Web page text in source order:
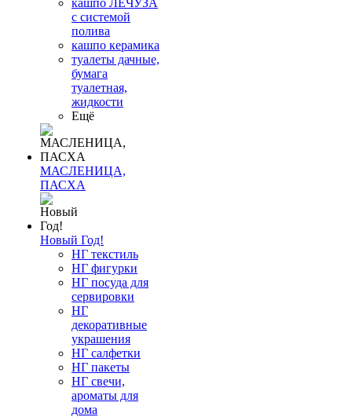
кашпо ЛЕЧУЗА
с системой
полива
кашпо керамика
туалеты дачные,
бумага
туалетная,
жидкости
Ещё
МАСЛЕНИЦА,
ПАСХА
Новый Год!
НГ текстиль
НГ фигурки
НГ посуда для
сервировки
НГ
декоративные
украшения
НГ салфетки
НГ пакеты
НГ свечи,
ароматы для
дома